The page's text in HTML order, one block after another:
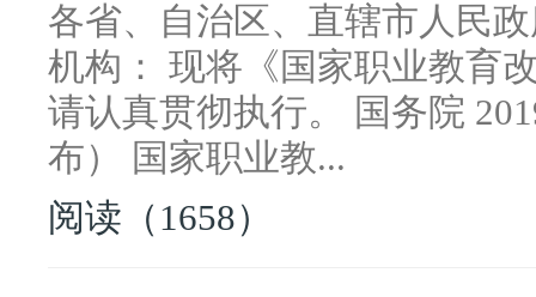
各省、自治区、直辖市人民
机构： 现将《国家职业教育
请认真贯彻执行。 国务院
布） 国家职业教...
阅读（1658）